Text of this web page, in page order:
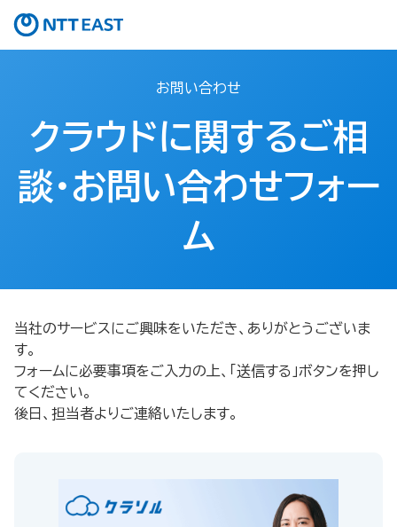
お問い合わせ
クラウドに関するご相
談・お問い合わせフォー
ム
当社のサービスにご興味をいただき、ありがとうございま
す。
フォームに必要事項をご入力の上、「送信する」ボタンを押し
てください。
後日、担当者よりご連絡いたします。